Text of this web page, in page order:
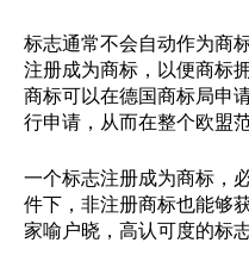
标志通常不会自动作为商
注册成为商标，以便商标
商标可以在德国商标局申
行申请，从而在整个欧盟
一个标志注册成为商标，
件下，非注册商标也能够
家喻户晓，高认可度的标志